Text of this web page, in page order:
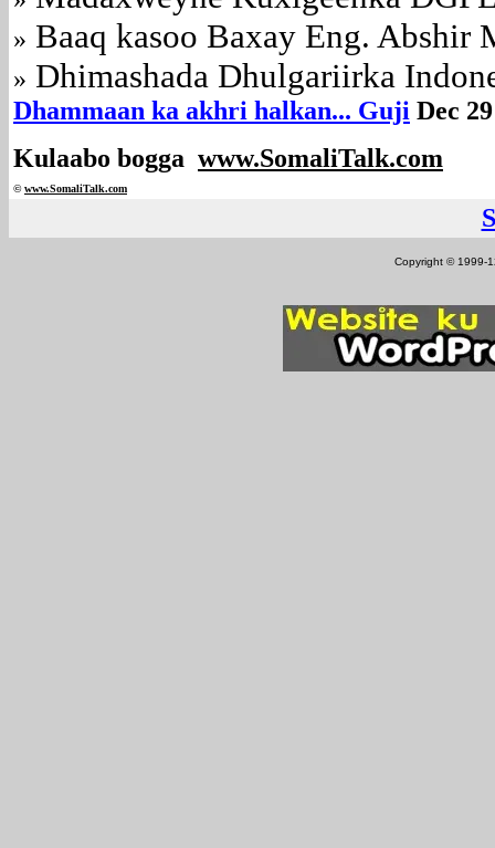
» Baaq kasoo Baxay Eng. Abshir
» Dhimashada Dhulgariirka
Dhammaan ka akhri halkan... Guji Dec 29
Kulaabo bogga www.SomaliTalk.com
©www.SomaliTalk.com
Copyright © 1999-